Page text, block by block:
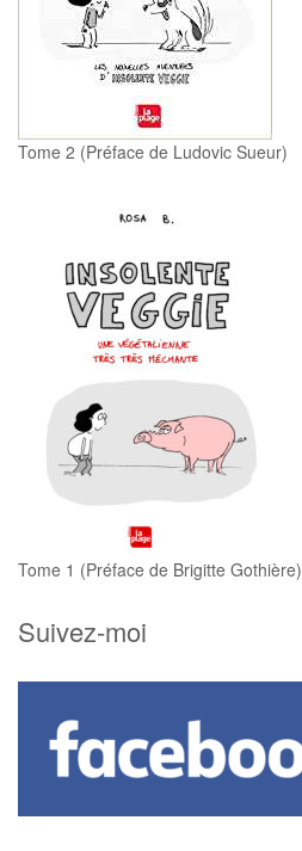
Tome 2 (Préface de Ludovic Sueur)
Tome 1 (Préface de Brigitte Gothière)
Suivez-moi